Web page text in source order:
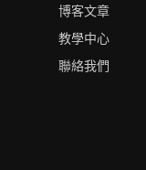
博客文章
教學中心
聯絡我們